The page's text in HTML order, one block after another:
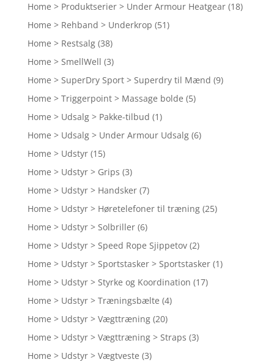
Home > Produktserier > Under Armour Heatgear (18)
Home > Rehband > Underkrop (51)
Home > Restsalg (38)
Home > SmellWell (3)
Home > SuperDry Sport > Superdry til Mænd (9)
Home > Triggerpoint > Massage bolde (5)
Home > Udsalg > Pakke-tilbud (1)
Home > Udsalg > Under Armour Udsalg (6)
Home > Udstyr (15)
Home > Udstyr > Grips (3)
Home > Udstyr > Handsker (7)
Home > Udstyr > Høretelefoner til træning (25)
Home > Udstyr > Solbriller (6)
Home > Udstyr > Speed Rope Sjippetov (2)
Home > Udstyr > Sportstasker > Sportstasker (1)
Home > Udstyr > Styrke og Koordination (17)
Home > Udstyr > Træningsbælte (4)
Home > Udstyr > Vægttræning (20)
Home > Udstyr > Vægttræning > Straps (3)
Home > Udstyr > Vægtveste (3)